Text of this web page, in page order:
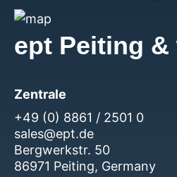
ept Peiting
Zentrale
+49 (0) 8861 / 2501 0
sales@ept.de
Bergwerkstr. 50
86971 Peiting, Germany